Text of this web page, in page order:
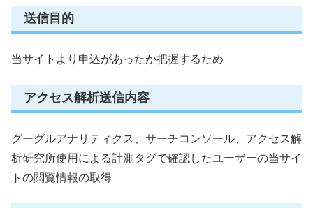
送信目的
当サイトより申込があったか把握するため
アクセス解析送信内容
グーグルアナリティクス、サーチコンソール、アクセス解
析研究所使用による計測タグで確認したユーザーの当サイ
トの閲覧情報の取得